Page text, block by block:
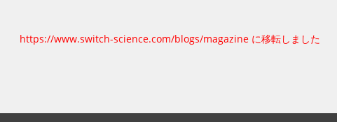
https://www.switch-science.com/blogs/magazine に移転しました